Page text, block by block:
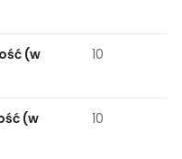
(w
10
(w
10